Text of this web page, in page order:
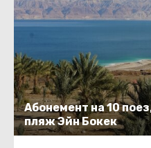
Абонемент на 10
пляж Эйн Бокек